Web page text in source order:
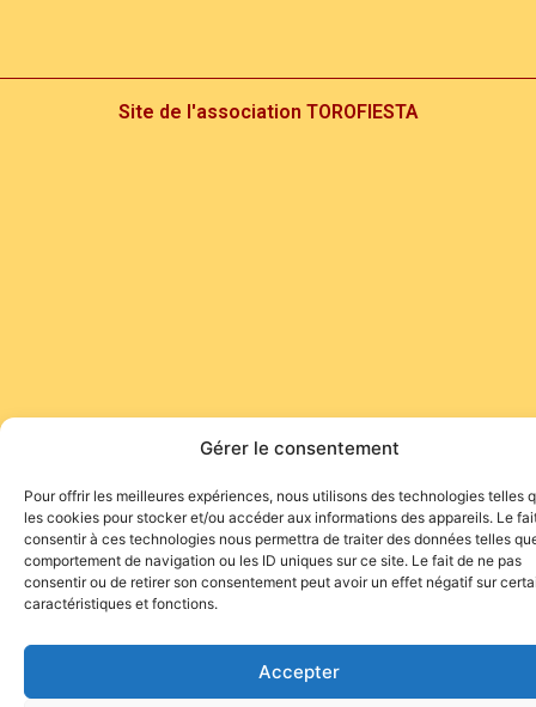
Gérer le consentement
Pour offrir les meilleures expériences, nous utilisons des technologies telles
les cookies pour stocker et/ou accéder aux informations des appareils. Le
consentir à ces technologies nous permettra de traiter des données telles
comportement de navigation ou les ID uniques sur ce site. Le fait de ne pas
consentir ou de retirer son consentement peut avoir un effet négatif sur
caractéristiques et fonctions.
Accepter
Site de l'association TOROFIESTA